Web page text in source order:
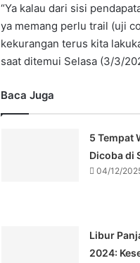
“Ya kalau dari sisi
ya memang perlu trail (uji
kekurangan terus kita
saat ditemui Selasa (3/3/
Baca Juga
5 Tempat
Dicoba di
04/12/
Libur
2024: